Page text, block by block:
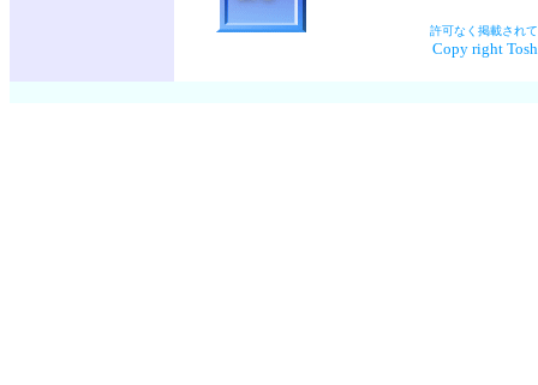
許可なく掲載され
Copy right